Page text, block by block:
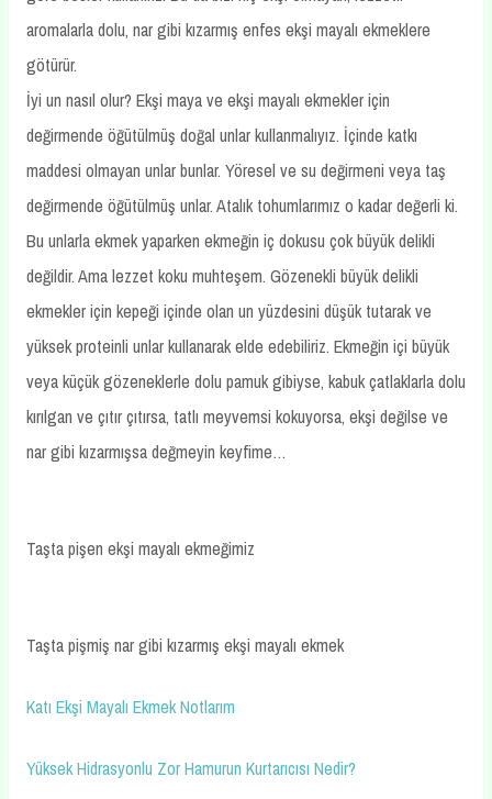
aromalarla dolu, nar gibi kızarmış enfes ekşi mayalı ekmeklere
götürür.
İyi un nasıl olur? Ekşi maya ve ekşi mayalı ekmekler için
değirmende öğütülmüş doğal unlar kullanmalıyız. İçinde katkı
maddesi olmayan unlar bunlar. Yöresel ve su değirmeni veya taş
değirmende öğütülmüş unlar. Atalık tohumlarımız o kadar değerli ki.
Bu unlarla ekmek yaparken ekmeğin iç dokusu çok büyük delikli
değildir. Ama lezzet koku muhteşem. Gözenekli büyük delikli
ekmekler için kepeği içinde olan un yüzdesini düşük tutarak ve
yüksek proteinli unlar kullanarak elde edebiliriz. Ekmeğin içi büyük
veya küçük gözeneklerle dolu pamuk gibiyse, kabuk çatlaklarla dolu
kırılgan ve çıtır çıtırsa, tatlı meyvemsi kokuyorsa, ekşi değilse ve
nar gibi kızarmışsa değmeyin keyfime…
Taşta pişen ekşi mayalı ekmeğimiz
Taşta pişmiş nar gibi kızarmış ekşi mayalı ekmek
Katı Ekşi Mayalı Ekmek Notlarım
Yüksek Hidrasyonlu Zor Hamurun Kurtarıcısı Nedir?